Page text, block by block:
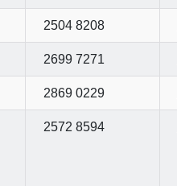
2504 8208
2699 7271
2869 0229
2572 8594